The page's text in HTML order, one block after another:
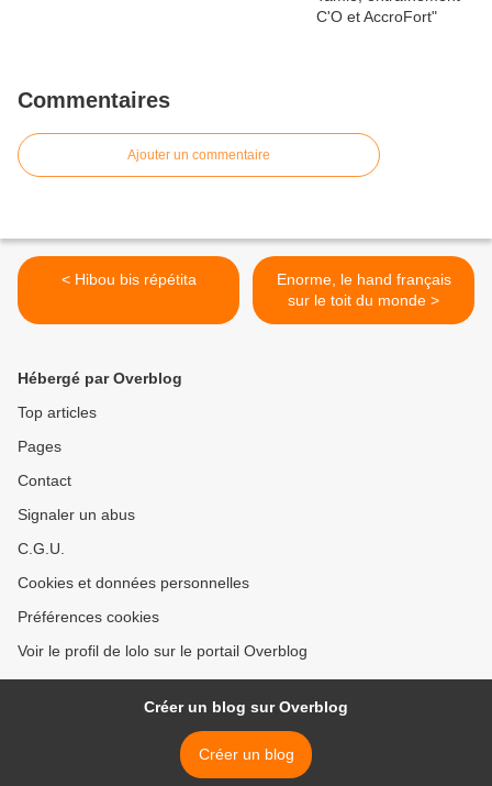
Commentaires
Ajouter un commentaire
< Hibou bis répétita
Enorme, le hand français
sur le toit du monde >
Hébergé par Overblog
Top articles
Pages
Contact
Signaler un abus
C.G.U.
Cookies et données personnelles
Préférences cookies
Voir le profil de lolo sur le portail Overblog
Créer un blog sur Overblog
Créer un blog